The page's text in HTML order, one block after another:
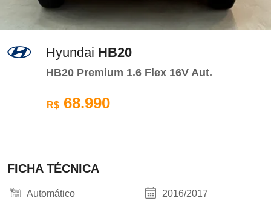
Hyundai HB20
HB20 Premium 1.6 Flex 16V Aut.
R$ 68.990
FICHA TÉCNICA
Automático 2016/2017